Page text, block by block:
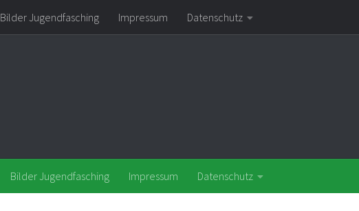
Bilder Jugendfasching Impressum Datenschutz
Bilder Jugendfasching Impressum Datenschutz